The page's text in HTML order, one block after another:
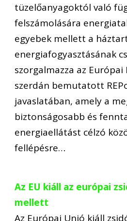
tüzelőanyagoktól való
felszámolására
egyebek mellett a
energiafogyasztásának
szorgalmazza az
szerdán bemutatott
javaslatában, amely a
biztonságosabb és
energiaellátást célzó
fellépésre…
Az EU kiáll az európai
mellett
Az Európai Unió kiáll